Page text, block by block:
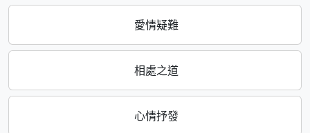
愛情疑難
相處之道
心情抒發